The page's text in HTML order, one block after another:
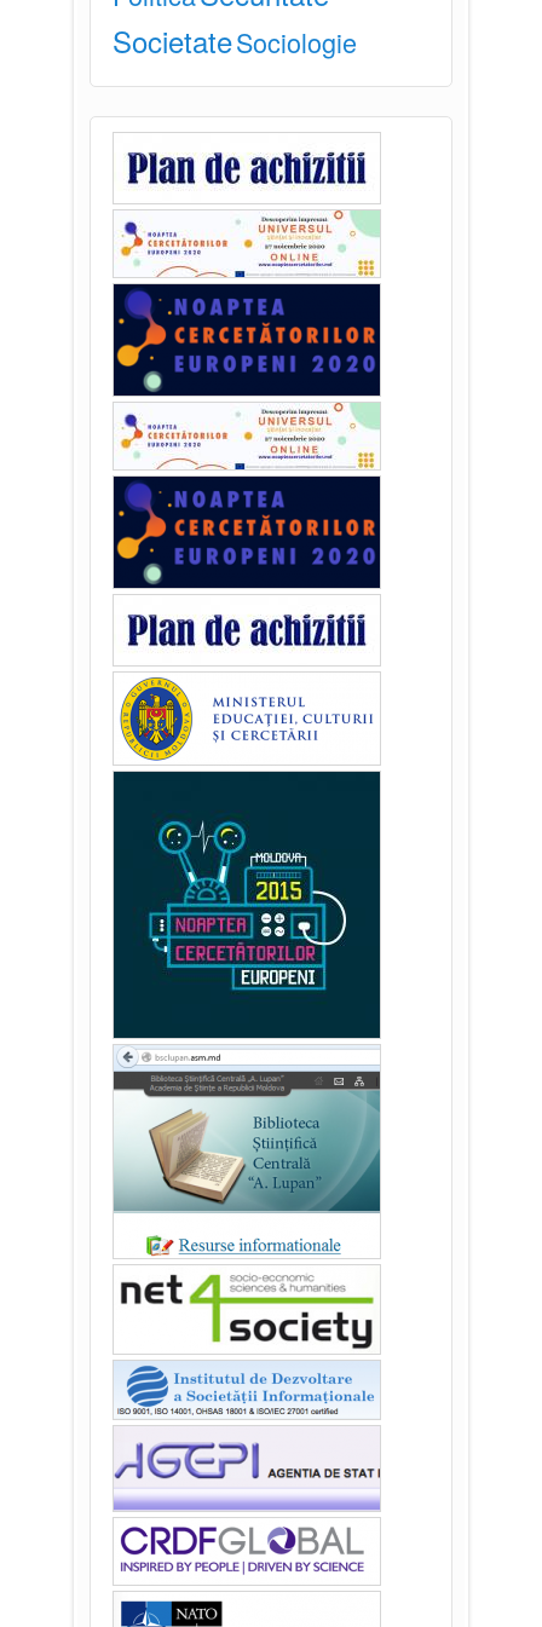
SocietateSociologie